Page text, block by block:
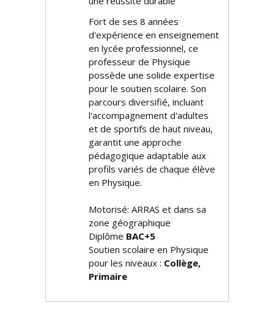
Fort de ses 8 années
d'expérience en enseignement
en lycée professionnel, ce
professeur de Physique
possède une solide expertise
pour le soutien scolaire. Son
parcours diversifié, incluant
l'accompagnement d'adultes
et de sportifs de haut niveau,
garantit une approche
pédagogique adaptable aux
profils variés de chaque élève
en Physique.
Motorisé: ARRAS et dans sa
zone géographique
Diplôme BAC+5
Soutien scolaire en Physique
pour les niveaux : Collège,
Primaire